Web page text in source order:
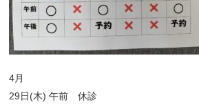
4月
29日(木) 午前 休診